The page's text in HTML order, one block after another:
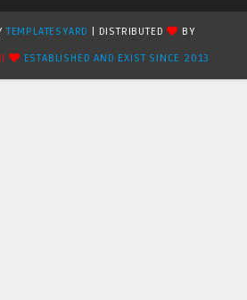
TEMPLATESYARD | DISTRIBUTED
BY
ESTABLISHED AND EXIST SINCE 2013